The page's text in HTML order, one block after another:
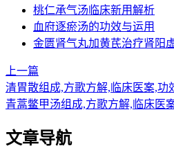
桃仁承气汤临床新用解析
血府逐瘀汤的功效与运用
金匮肾气丸加黄芪治疗肾阳
上一篇
清胃散组成,方歌方解,临床医案,功
青蒿鳖甲汤组成,方歌方解,临床医
文章导航